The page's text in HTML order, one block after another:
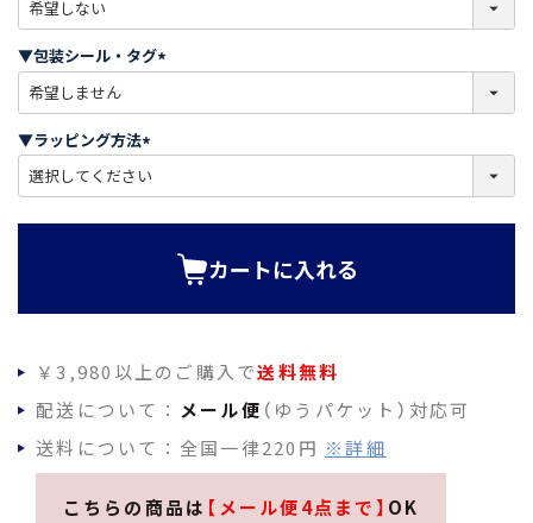
必
)
▼包装シール・タグ
必
)
▼ラッピング方法
必
カートに入れる
￥3,980以上のご購入で送料無料
配送について： メール便 （ゆうパケット）対応可
送料について：全国一律220円 ※詳細
こちらの商品は 【メール便4点まで】 OK